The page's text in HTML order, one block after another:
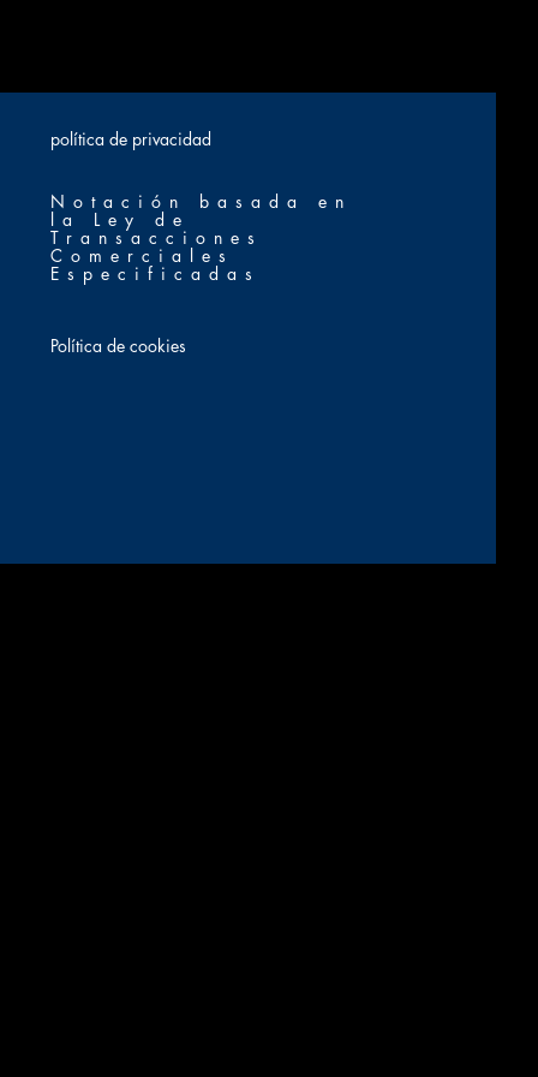
​política de privacidad
Notación basada en
la Ley de
Transacciones
Comerciales
Especificadas
Política de cookies